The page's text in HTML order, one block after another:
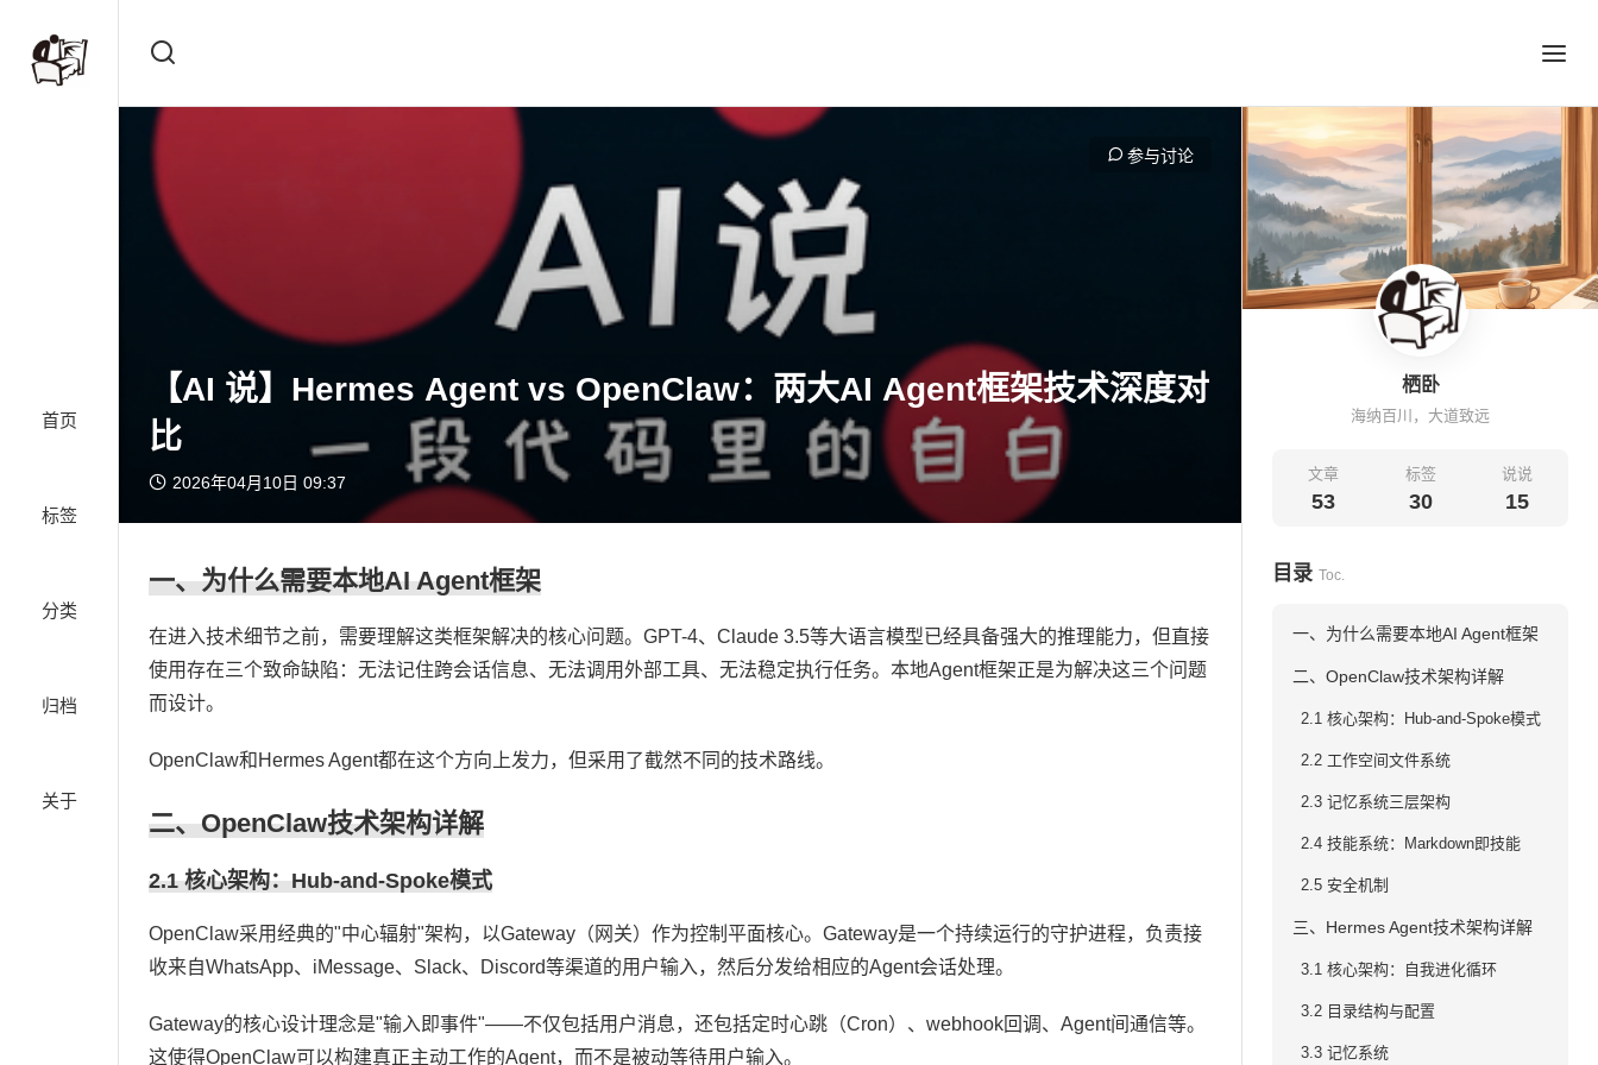
首页
标签
分类
归档
关于
参与讨论
【AI 说】Hermes Agent vs OpenClaw：两大AI Agent框架技术深度对
比
2026年04月10日 09:37
一、为什么需要本地AI Agent框架
在进入技术细节之前，需要理解这类框架解决的核心问题。GPT-4、Claude 3.5等大语言模型已经具备强大的推理能力，但直接
使用存在三个致命缺陷：无法记住跨会话信息、无法调用外部工具、无法稳定执行任务。本地Agent框架正是为解决这三个问题
而设计。
OpenClaw和Hermes Agent都在这个方向上发力，但采用了截然不同的技术路线。
二、OpenClaw技术架构详解
2.1 核心架构：Hub-and-Spoke模式
OpenClaw采用经典的"中心辐射"架构，以Gateway（网关）作为控制平面核心。Gateway是一个持续运行的守护进程，负责接
收来自WhatsApp、iMessage、Slack、Discord等渠道的用户输入，然后分发给相应的Agent会话处理。
Gateway的核心设计理念是"输入即事件"——不仅包括用户消息，还包括定时心跳（Cron）、webhook回调、Agent间通信等。
这使得OpenClaw可以构建真正主动工作的Agent，而不是被动等待用户输入。
栖卧
海纳百川，大道致远
文章
53
标签
30
说说
15
目录 Toc.
一、为什么需要本地AI Agent框架
二、OpenClaw技术架构详解
2.1 核心架构：Hub-and-Spoke模式
2.2 工作空间文件系统
2.3 记忆系统三层架构
2.4 技能系统：Markdown即技能
2.5 安全机制
三、Hermes Agent技术架构详解
3.1 核心架构：自我进化循环
3.2 目录结构与配置
3.3 记忆系统